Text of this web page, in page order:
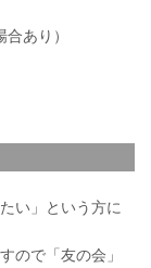
あり）
い」という方に
ので「友の会」